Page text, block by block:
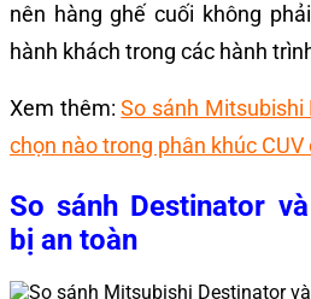
nên hàng ghế cuối không
hành khách trong các hành
Xem thêm:So sánh Mitsubishi
chọn nào trong phân khúc CUV
So sánh Destinator
bị an toàn